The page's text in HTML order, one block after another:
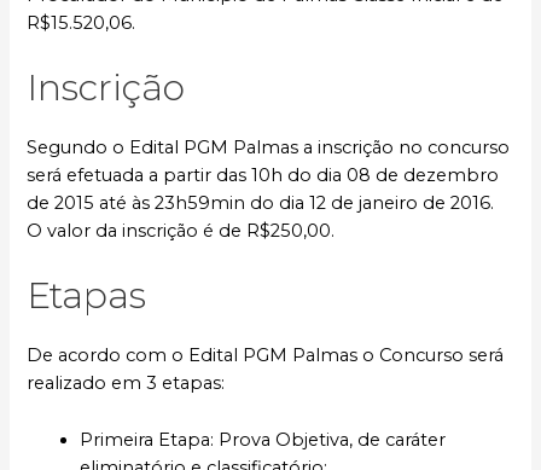
R$15.520,06.
Inscrição
Segundo o Edital PGM Palmas a inscrição no concurso
será efetuada a partir das 10h do dia 08 de dezembro
de 2015 até às 23h59min do dia 12 de janeiro de 2016.
O valor da inscrição é de R$250,00.
Etapas
De acordo com o Edital PGM Palmas o Concurso será
realizado em 3 etapas:
Primeira Etapa: Prova Objetiva, de caráter